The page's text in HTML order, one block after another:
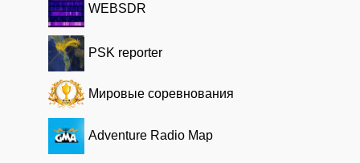
WEBSDR
PSK reporter
Мировые соревнования
Adventure Radio Map